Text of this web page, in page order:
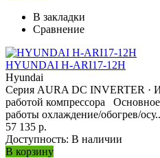
В закладки
Сравнение
HYUNDAI H-ARI17-12H
Hyundai
Серия AURA DC INVERTЕR ·
работой компрессора
работы охлаждение/обогрев/осу..
57 135 р.
Доступность: В наличии
В корзину